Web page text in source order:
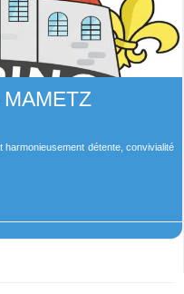
détente, convivialité